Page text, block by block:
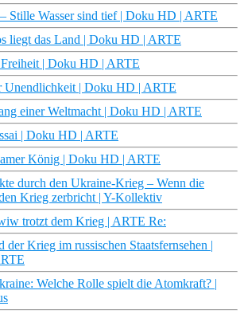
Stille Wasser sind tief | Doku HD | ARTE
liegt das Land | Doku HD | ARTE
| Doku HD | ARTE
Unendlichkeit | Doku HD | ARTE
einer Weltmacht | Doku HD | ARTE
| Doku HD | ARTE
König | Doku HD | ARTE
durch den Ukraine-Krieg – Wenn die
Krieg zerbricht | Y-Kollektiv
trotzt dem Krieg | ARTE Re:
Krieg im russischen Staatsfernsehen |
Welche Rolle spielt die Atomkraft? |